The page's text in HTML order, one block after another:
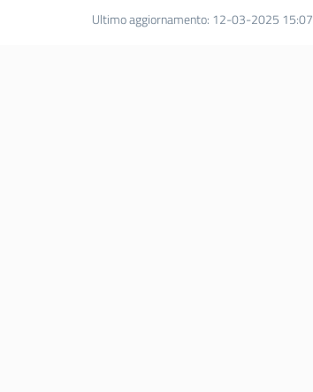
Ultimo aggiornamento: 12-03-2025 15:07